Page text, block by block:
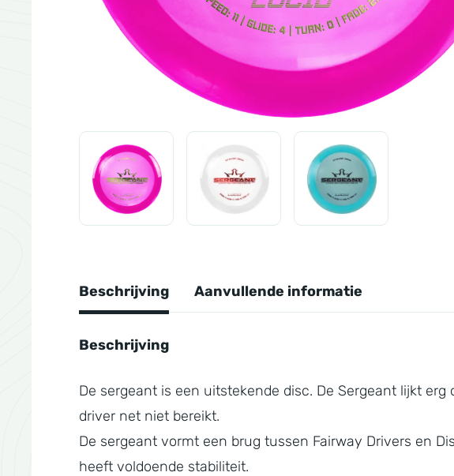
Beschrijving Aanvullende informatie
Beschrijving
De sergeant is een uitstekende disc. De Sergeant lijkt
driver net niet bereikt.
De sergeant vormt een brug tussen Fairway Drivers en
heeft voldoende stabiliteit.